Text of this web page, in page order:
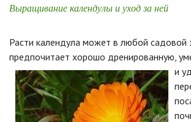
Выращивание календулы и уход за ней
Расти календула может в любой садовой
предпочитает хорошо дренированную,
и